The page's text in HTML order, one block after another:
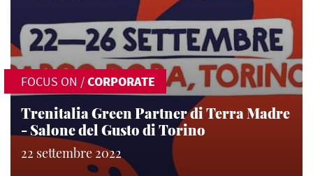
FOCUS ON /CORPORATE
Trenitalia Green Partner di Terra Madre
- Salone del Gusto di Torino
22 settembre 2022